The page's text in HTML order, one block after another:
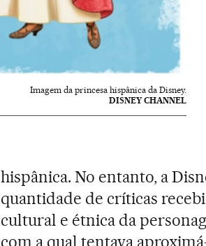
Imagem da princesa hispânica da Disney.
DISNEY CHANNEL
hispânica. No entanto, a
quantidade de críticas
cultural e étnica da
com a qual tentava